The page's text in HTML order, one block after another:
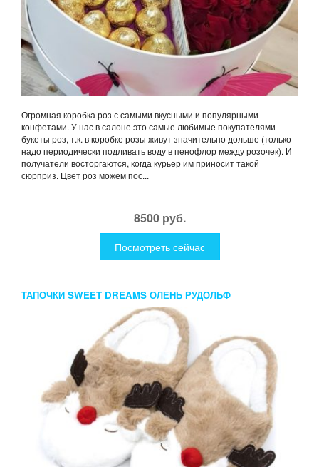
Огромная коробка роз с самыми вкусными и популярными
конфетами. У нас в салоне это самые любимые покупателями
букеты роз, т.к. в коробке розы живут значительно дольше (только
надо периодически подливать воду в пенофлор между розочек). И
получатели восторгаются, когда курьер им приносит такой
сюрприз. Цвет роз можем пос...
8500 руб.
Посмотреть сейчас
ТАПОЧКИ SWEET DREAMS ОЛЕНЬ РУДОЛЬФ